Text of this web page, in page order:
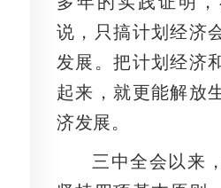
说，只搞计划经济
发展。把计划经济
起来，就更能解放
济发展。
三中全会以来